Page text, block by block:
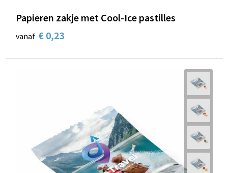
Papieren zakje met Cool-Ice pastilles
vanaf € 0,23